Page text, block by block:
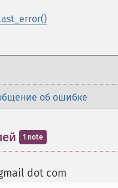
об ошибке
1 note
dot com